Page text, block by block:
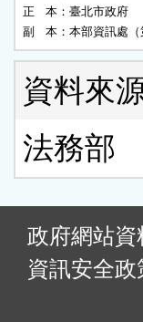
正    本：臺北市政府
副    本：本部資訊處（
資料來源
法務部
政府網站資
資訊安全政